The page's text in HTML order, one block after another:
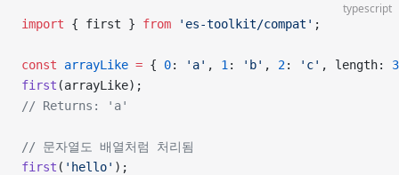
typescript
import { first } from 'es-toolkit/compat' ;
const arrayLike = { 0: 'a' , 1 : 'b' , 2: 'c' , length: 3
first (arrayLike);
// Returns: 'a'
// 문자열도 배열처럼 처리됨
first ( 'hello' );